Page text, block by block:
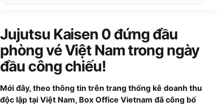
Jujutsu Kaisen 0 đứng đầu
phòng vé Việt Nam trong ngày
đầu công chiếu!
Mới đây, theo thông tin trên trang thống kê doanh thu
độc lập tại Việt Nam, Box Office Vietnam đã công bố